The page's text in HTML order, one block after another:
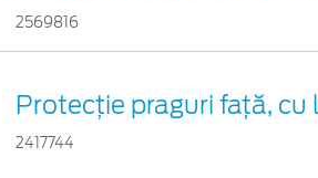
2569816
Protecţie praguri faţă, cu
2417744